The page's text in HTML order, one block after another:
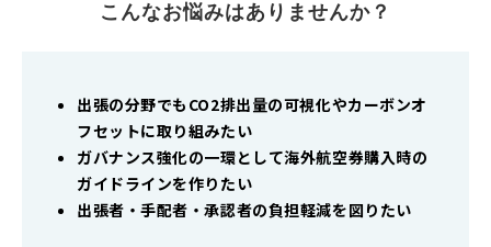
こんなお悩みはありませんか？
出張の分野でもCO2排出量の可視化やカーボンオ
フセットに取り組みたい
ガバナンス強化の一環として海外航空券購入時の
ガイドラインを作りたい
出張者・手配者・承認者の負担軽減を図りたい